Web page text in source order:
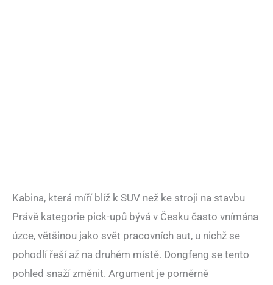
Kabina, která míří blíž k SUV než ke stroji na stavbu
Právě kategorie pick-upů bývá v Česku často vnímána
úzce, většinou jako svět pracovních aut, u nichž se
pohodlí řeší až na druhém místě. Dongfeng se tento
pohled snaží změnit. Argument je poměrně